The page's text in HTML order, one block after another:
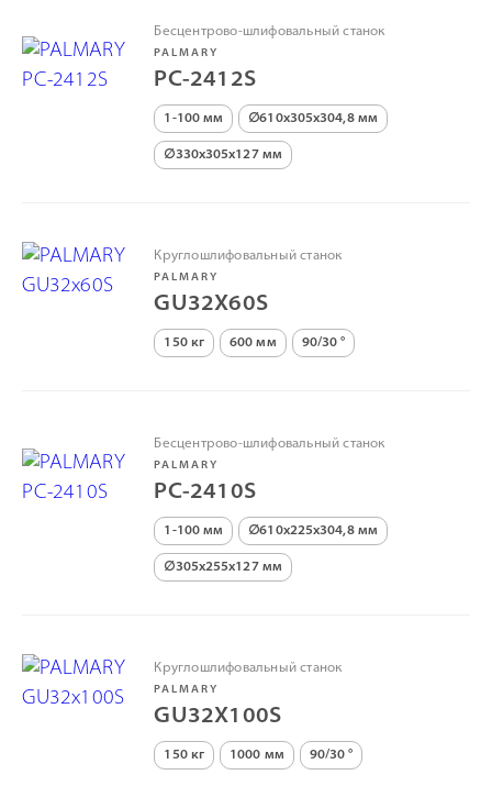
Бесцентрово-шлифовальный станок
PALMARY
PC-2412S
1-100 мм ∅610х305х304,8 мм
∅330х305х127 мм
Круглошлифовальный станок
PALMARY
GU32X60S
150 кг 600 мм 90/30 °
Бесцентрово-шлифовальный станок
PALMARY
PC-2410S
1-100 мм ∅610х225х304,8 мм
∅305х255х127 мм
Круглошлифовальный станок
PALMARY
GU32X100S
150 кг 1000 мм 90/30 °